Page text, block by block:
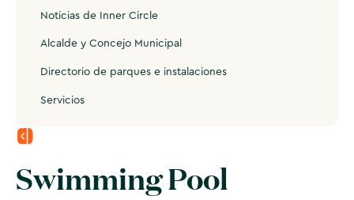
Noticias de Inner Circle
Alcalde y Concejo Municipal
Directorio de parques e instalaciones
Servicios
Swimming Pool